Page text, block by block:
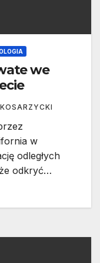
we
w
odległych
odkryć…